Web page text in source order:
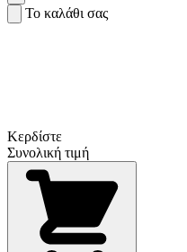
Το καλάθι σας
Κερδίστε
Συνολική τιμή